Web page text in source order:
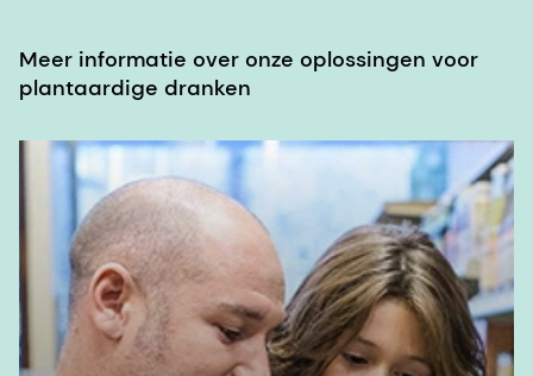
Meer informatie over onze oplossingen voor
plantaardige dranken